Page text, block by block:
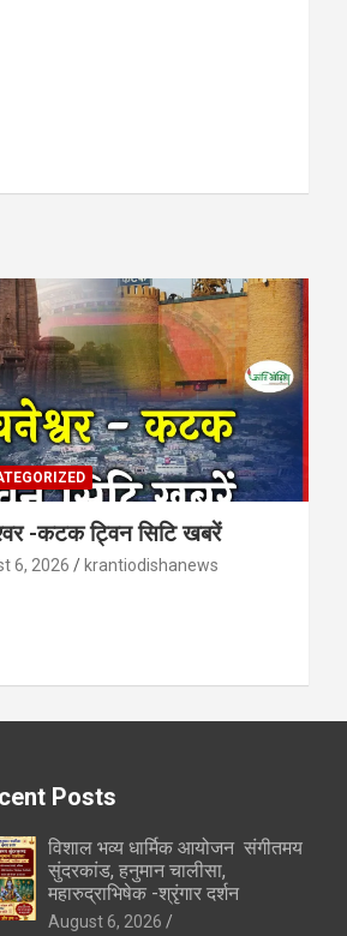
-कटक ट्विन सिटि खबरें
6, 2026 krantiodishanews
Posts
विशाल भव्य धार्मिक आयोजन संगीतमय
सुंदरकांड, हनुमान चालीसा,
महारुद्राभिषेक -श्रृंगार दर्शन
August 6, 2026